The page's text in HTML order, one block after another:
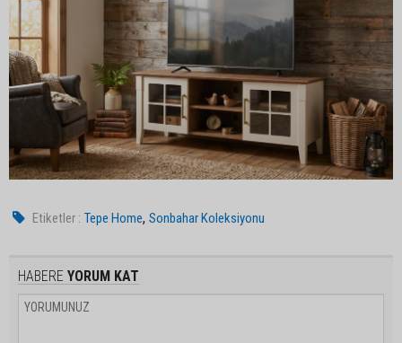
Etiketler : Tepe Home,Sonbahar Koleksiyonu
HABERE YORUM KAT